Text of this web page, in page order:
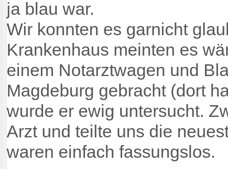
ja blau war.
Wir konnten es garnicht
Krankenhaus meinten es
einem Notarztwagen und
Magdeburg gebracht (dort
wurde er ewig untersucht.
Arzt und teilte uns die
waren einfach fassungslos.